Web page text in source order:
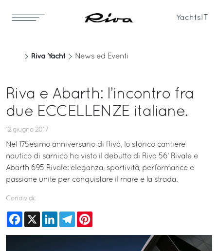
Yachts
Riva Yacht News ed Eventi
Riva e Abarth: l’incontro fra
due ECCELLENZE italiane.
12 giugno 2017
Nel 175esimo anniversario di Riva, lo storico cantiere
nautico di sarnico ha visto il debutto di Riva 56’ Rivale e
Abarth 695 Rivale: eleganza, sportività, performance e
passione unite per conquistare il mare e la strada.
Condividi:
Facebook
X LinkedInTelegram